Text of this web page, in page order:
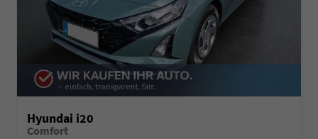
Hyundai i20
Comfort